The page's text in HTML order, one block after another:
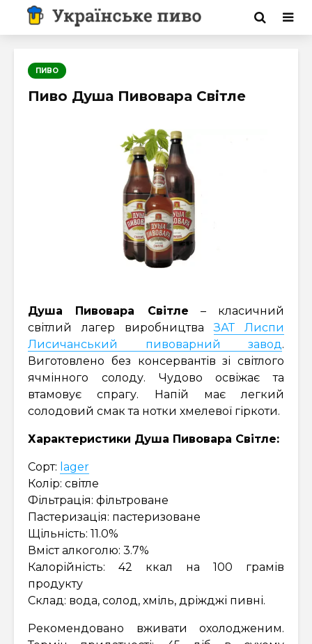
ПИВО
Пиво Душа Пивовара Світле
Душа Пивовара Світле – класичний
світлий лагер виробництваЗАТ Лиспи
Лисичанський пивоварний завод.
Виготовлено без консервантів зі світлого
ячмінного солоду. Чудово освіжає та
втамовує спрагу. Напій має легкий
солодовий смак та нотки хмелевої гіркоти.
Характеристики Душа Пивовара Світле:
Сорт: lager
Колір: світле
Фільтрація: фільтроване
Пастеризація: пастеризоване
Щільність: 11.0%
Вміст алкоголю: 3.7%
Калорійність: 42 ккал на 100 грамів
продукту
Склад: вода, солод, хміль, дріжджі пивні.
Рекомендовано вживати охолодженим.